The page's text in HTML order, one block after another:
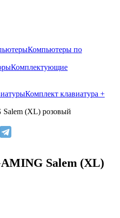
Компьютеры по
Комплектующие
Комплект клавиатура +
(XL) розовый
Salem (XL)